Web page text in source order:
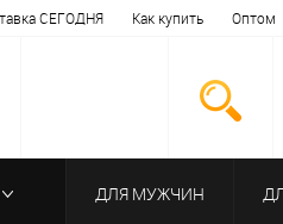
СЕГОДНЯ Как купить Оптом
ДЛЯ МУЖЧИН